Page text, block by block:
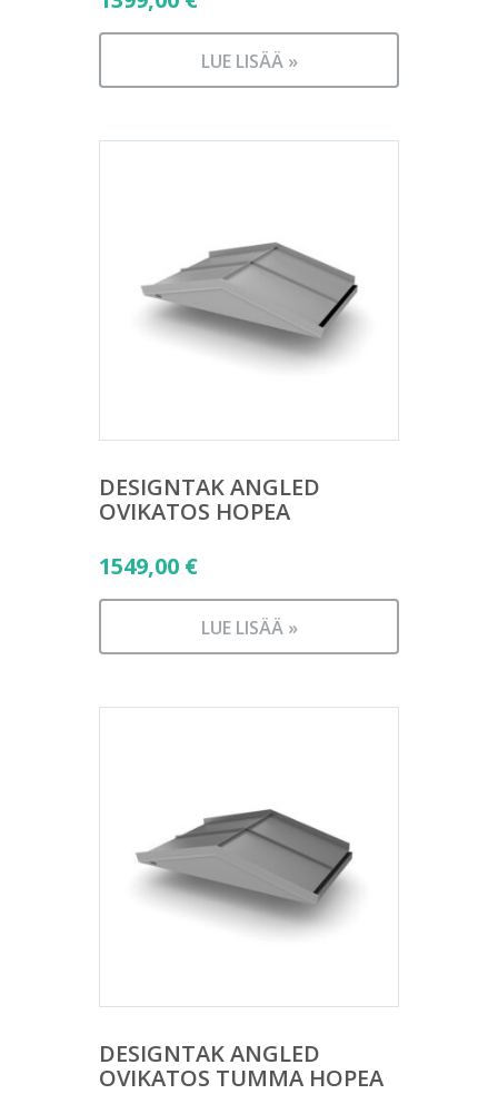
LUE LISÄÄ »
DESIGNTAK ANGLED
OVIKATOS HOPEA
1549,00 €
LUE LISÄÄ »
DESIGNTAK ANGLED
OVIKATOS TUMMA HOPEA